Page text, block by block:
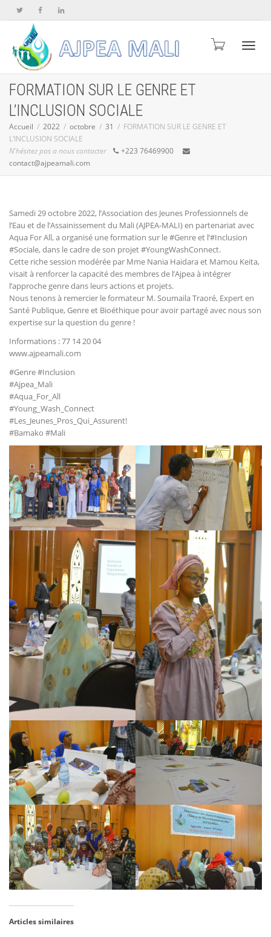
FORMATION SUR LE GENRE ET
L’INCLUSION SOCIALE
Accueil 2022 octobre 31
FORMATION SUR LE GENRE ET
L’INCLUSION SOCIALE
N'hésitez pas a nous contacter
+223 76469900
contact@ajpeamali.com
Samedi 29 octobre 2022, l’Association des Jeunes Professionnels de
l’Eau et de l’Assainissement du Mali (AJPEA-MALI) en partenariat avec
Aqua For All, a organisé une formation sur le #Genre et l’#Inclusion
#Sociale, dans le cadre de son projet #YoungWashConnect.
Cette riche session modérée par Mme Nania Haidara et Mamou Keita,
visait à renforcer la capacité des membres de l’Ajpea à intégrer
l’approche genre dans leurs actions et projets.
Nous tenons à remercier le formateur M. Soumaila Traoré, Expert en
Santé Publique, Genre et Bioéthique pour avoir partagé avec nous son
expertise sur la question du genre !
Informations : 77 14 20 04
www.ajpeamali.com
#Genre #Inclusion
#Ajpea_Mali
#Aqua_For_All
#Young_Wash_Connect
#Les_Jeunes_Pros_Qui_Assurent!
#Bamako #Mali
Articles similaires